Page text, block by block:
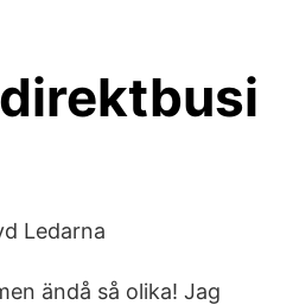
Ledarna
ändå så olika! Jag